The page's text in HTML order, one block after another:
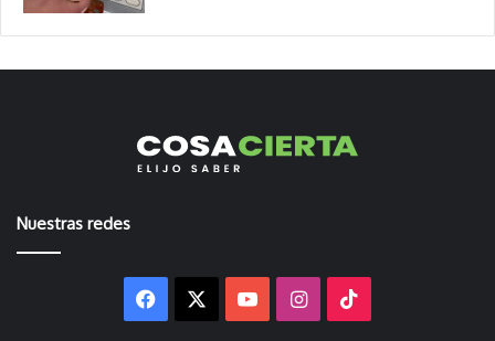
Nuestras redes
Facebook YouTubeInstagram